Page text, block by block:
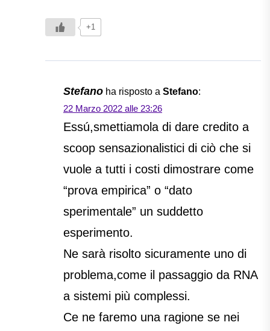
+1
Stefano ha risposto a Stefano:
22 Marzo 2022 alle 23:26
Essú,smettiamola di dare credito a
scoop sensazionalistici di ciò che si
vuole a tutti i costi dimostrare come
“prova empirica” o “dato
sperimentale” un suddetto
esperimento.
Ne sarà risolto sicuramente uno di
problema,come il passaggio da RNA
a sistemi più complessi.
Ce ne faremo una ragione se nei